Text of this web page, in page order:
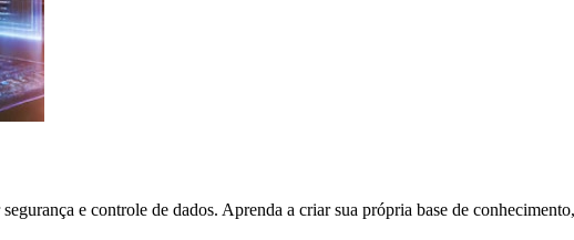
e controle de dados. Aprenda a criar sua própria base de